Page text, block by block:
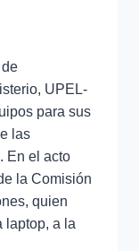
UPEL-
para sus
las
En el acto
la Comisión
quien
laptop, a la